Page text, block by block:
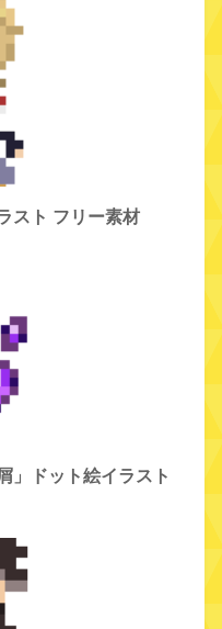
スト フリー素材
」ドット絵イラスト